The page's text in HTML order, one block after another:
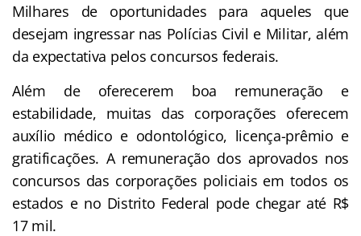
Milhares de oportunidades para aqueles que
desejam ingressar nas Polícias Civil e Militar, além
da expectativa pelos concursos federais.
Além de oferecerem boa remuneração e
estabilidade, muitas das corporações oferecem
auxílio médico e odontológico, licença-prêmio e
gratificações. A remuneração dos aprovados nos
concursos das corporações policiais em todos os
estados e no Distrito Federal pode chegar até R$
17 mil.